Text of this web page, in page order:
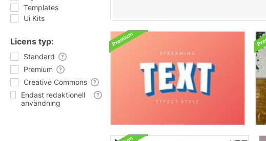
Templates
Ui Kits
Licens typ:
Standard
Premium
Creative Commons
Endast redaktionell
användning